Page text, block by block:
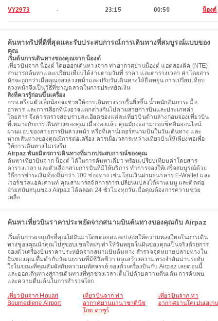
VY2973 - 23:15 00:50 น็องต์
ค้นหาทริปที่ดีที่สุดและรับประสบการณ์การเดินทางที่สมบูรณ์แบบของ
คุณ
เริ่มต้นการเดินทางของคุณจาก น็องต์
เที่ยวบินจาก น็องต์ โดยออกเดินทางจาก ท่าอากาศยานน็องต์ แอตลองติค (NTE)
สามารถค้นหาและเปรียบเทียบได้ง่ายตามวันที่ ราคา และตารางเวลา ค่าโดยสาร
มักจะถูกกว่าเมื่อคุณจองล่วงหน้าและปรับวันเดินทางให้ยืดหยุ่น การเปรียบเทียบ
ล่วงหน้าจึงเป็นวิธีที่ชาญฉลาดในการประหยัดเงิน
สิ่งที่ควรรู้ก่อนขึ้นเครื่อง
การเตรียมตัวเล็กน้อยจะช่วยให้การเดินทางราบรื่นยิ่งขึ้น น้ำหนักสัมภาระ มื้อ
อาหาร และการเลือกที่นั่งอาจแตกต่างกันไปตามสายการบินและประเภทค่า
โดยสาร จึงควรตรวจสอบรายละเอียดของแต่ละเที่ยวบินด้านล่างก่อนจองเที่ยวบิน
ที่เหมาะกับการเดินทางของคุณ เมื่อจองแล้ว คุณมักจะสามารถเช็คอินออนไลน์
ผ่านแอปของสายการบินล่วงหน้า หรือที่เคาน์เตอร์สนามบินในวันเดินทาง และ
หากเส้นทางของคุณมีการต่อเครื่อง ควรเผื่อเวลาระหว่างเที่ยวบินให้เพียงพอเพื่อ
ให้การเดินทางไม่เร่งรีบ
Airpaz พันธมิตรการเดินทางที่มากประสบการณ์ของคุณ
ค้นหาเที่ยวบินจาก น็องต์ ได้ในการค้นหาเดียว พร้อมเปรียบเทียบค่าโดยสาร
ตารางเวลา และตัวเลือกสายการบินที่มีให้บริการ ทำการจองให้เสร็จสมบูรณ์ด้วย
วิธีการชำระเงินท้องถิ่นกว่า 100 ช่องทาง เช่น โอนเงินผ่านธนาคาร E-Wallet และ
เวอร์ชวลแอคเคานท์ คุณสามารถจัดการการเปลี่ยนแปลงได้ผ่านเมนู และติดต่อ
ฝ่ายสนับสนุนของ Airpaz ได้ตลอด 24 ชั่วโมงทุกวันเมื่อคุณต้องการความช่วย
เหลือ
ค้นหาเที่ยวบินราคาประหยัดจากสนามบินต้นทางของคุณกับ Airpaz
เริ่มต้นการผจญภัยที่คุณใฝ่ฝันมาโดยตลอดและปล่อยให้ความหลงใหลในการเดิน
ทางของคุณนำคุณไปสู่ขอบเขตใหม่ๆ ทำให้วันหยุดในฝันของคุณเป็นจริงด้วยการ
จองตั๋วเครื่องบินราคาประหยัดจากสนามบินต้นทาง สำรวจจุดหมายปลายทางใน
ฝันของคุณ ดื่มด่ำกับวัฒนธรรมที่มีชีวิตชีวา และสร้างความทรงจำอันน่าประทับ
ใจในขณะที่คุณสัมผัสกับความมหัศจรรย์ จองตั๋วเครื่องบินกับ Airpaz เลยตอนนี้
และออกเดินทางสู่การเดินทางที่ทุกช่วงเวลาเต็มไปด้วยความตื่นเต้น การค้นพบ
และความตื่นเต้นในการสำรวจโลก
เที่ยวบินจาก Houari
Boumediene Airport
เที่ยวบินจาก ท่า
อากาศยานนานาชาตินีซ
โกต ดาซูร์
เที่ยวบินจาก ท่า
อากาศยานโคเปนเฮเก